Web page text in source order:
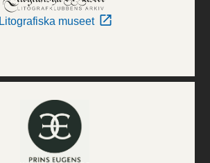
Litografiska museet